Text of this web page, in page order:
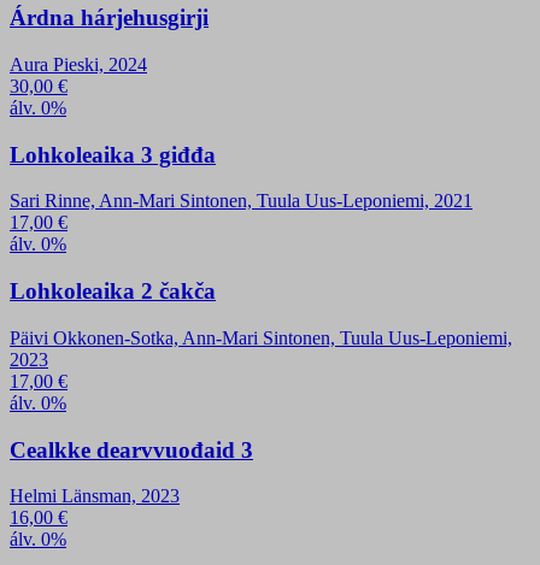
Árdna hárjehusgirji
Aura Pieski, 2024
30,00 €
álv. 0%
Lohkoleaika 3 giđđa
Sari Rinne, Ann-Mari Sintonen, Tuula Uus-Leponiemi, 2021
17,00 €
álv. 0%
Lohkoleaika 2 čakča
Päivi Okkonen-Sotka, Ann-Mari Sintonen, Tuula Uus-Leponiemi,
2023
17,00 €
álv. 0%
Cealkke dearvvuođaid 3
Helmi Länsman, 2023
16,00 €
álv. 0%